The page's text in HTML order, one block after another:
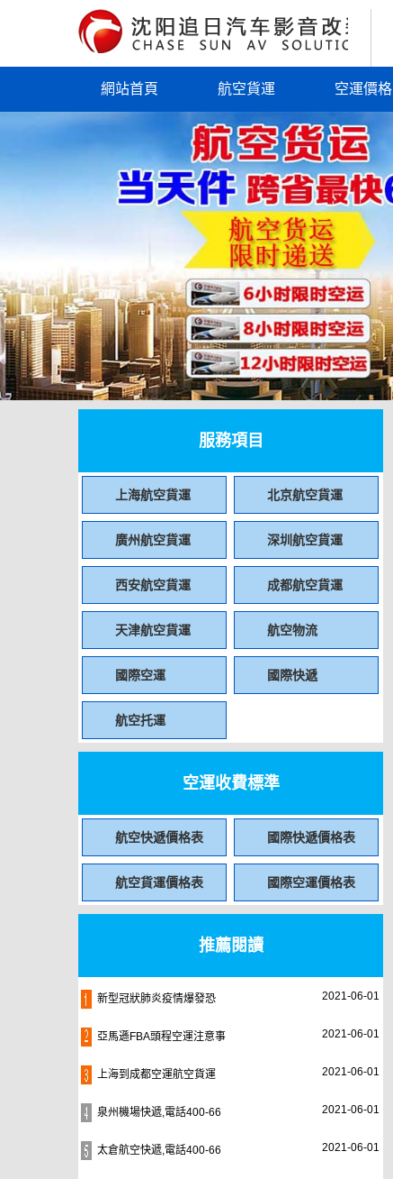
網站首頁 航空貨運 空運價格
服務項目
上海航空貨運 北京航空貨運
廣州航空貨運 深圳航空貨運
西安航空貨運 成都航空貨運
天津航空貨運 航空物流
國際空運 國際快遞
航空托運
空運收費標準
航空快遞價格表 國際快遞價格表
航空貨運價格表 國際空運價格表
推薦閱讀
新型冠狀肺炎疫情爆發恐 2021-06-01
亞馬遜FBA頭程空運注意事 2021-06-01
上海到成都空運航空貨運 2021-06-01
泉州機場快遞,電話400-66 2021-06-01
太倉航空快遞,電話400-66 2021-06-01